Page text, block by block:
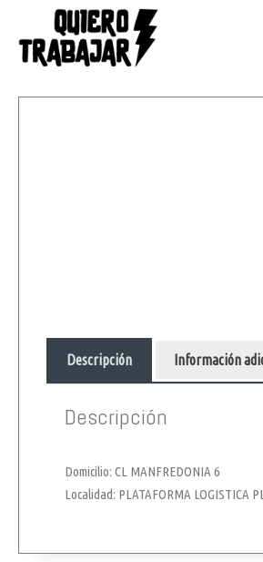
Descripción Información
Descripción
Domicilio: CL MANFREDONIA 6
Localidad: PLATAFORMA LOGISTICA